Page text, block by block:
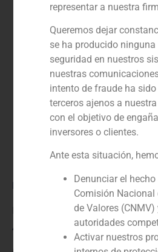
Rol:
Financial advisor
Año:
representar a nuestra
Queremos dejar
se ha producido ninguna
seguridad en nuestros
nuestras
intento de fraude ha
terceros ajenos a
con el objetivo de
inversores o clientes.
Ante esta situación,
Denunciar el
Comisión Nacional
de Valores (CNMV)
autoridades
Activar nuestros